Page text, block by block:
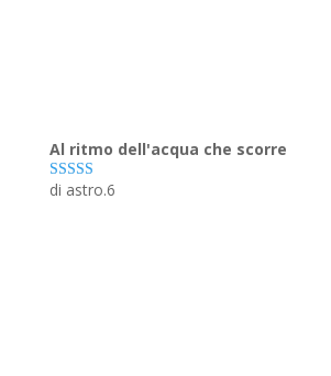
Al ritmo dell'acqua che scorre
Valutato5su
di astro.6